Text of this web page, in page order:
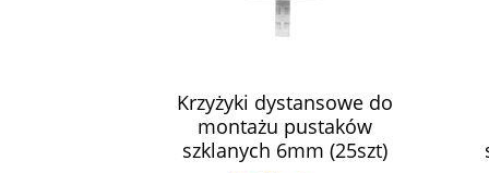
Krzyżyki dystansowe do
montażu pustaków
szklanych 6mm (25szt)